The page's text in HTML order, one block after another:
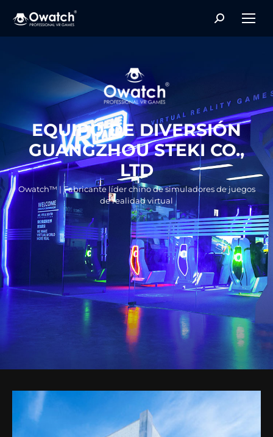
Search:
EQUIPO DE DIVERSIÓN
GUANGZHOU STEKI CO.,
LTD
Owatch™ | Fabricante líder chino de simuladores de juegos
de realidad virtual